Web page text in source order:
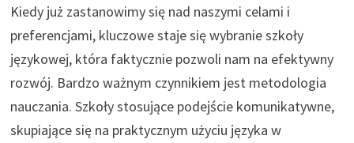
Kiedy już zastanowimy się nad naszymi celami i
preferencjami, kluczowe staje się wybranie szkoły
językowej, która faktycznie pozwoli nam na efektywny
rozwój. Bardzo ważnym czynnikiem jest metodologia
nauczania. Szkoły stosujące podejście komunikatywne,
skupiające się na praktycznym użyciu języka w